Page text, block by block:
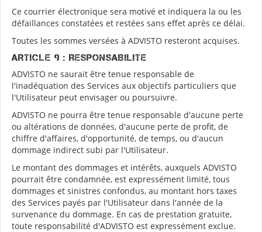
Ce courrier électronique sera motivé et indiquera la ou les
défaillances constatées et restées sans effet après ce délai.
Toutes les sommes versées à ADVISTO resteront acquises.
ARTICLE 9 : RESPONSABILITE
ADVISTO ne saurait être tenue responsable de
l'inadéquation des Services aux objectifs particuliers que
l'Utilisateur peut envisager ou poursuivre.
ADVISTO ne pourra être tenue responsable d'aucune perte
ou altérations de données, d'aucune perte de profit, de
chiffre d'affaires, d'opportunité, de temps, ou d'aucun
dommage indirect subi par l'Utilisateur.
Le montant des dommages et intérêts, auxquels ADVISTO
pourrait être condamnée, est expressément limité, tous
dommages et sinistres confondus, au montant hors taxes
des Services payés par l'Utilisateur dans l'année de la
survenance du dommage. En cas de prestation gratuite,
toute responsabilité d'ADVISTO est expressément exclue.